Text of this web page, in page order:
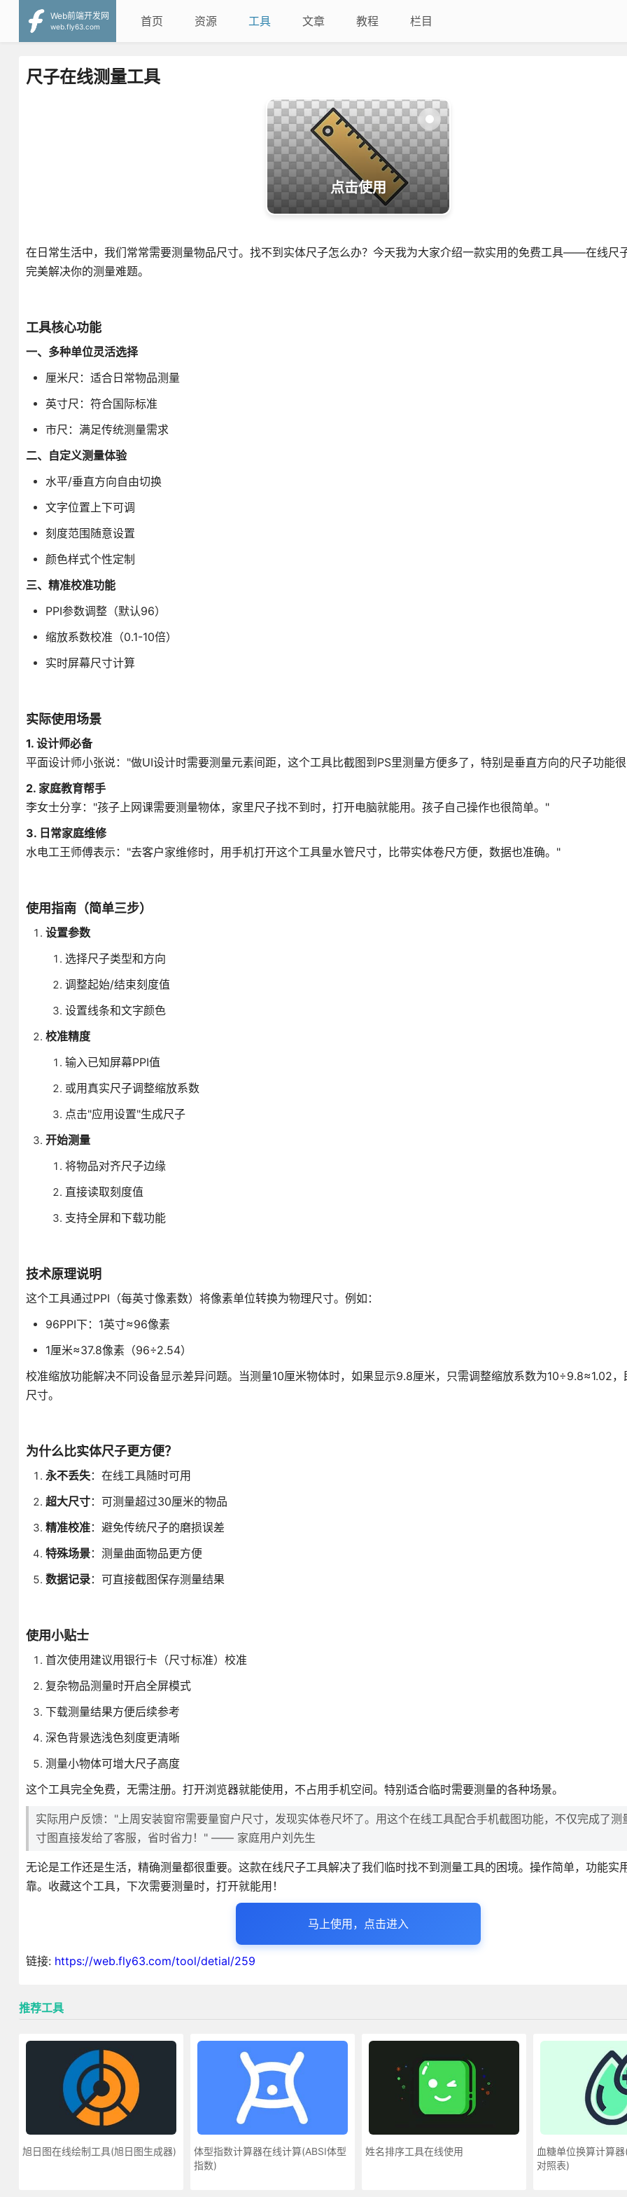
Web前端开发网
web.fly63.com
首页 资源 工具 文章 教程 栏目
尺子在线测量工具
点击使用
在日常生活中，我们常常需要测量物品尺寸。找不到实体尺子怎么办？今天我为大家介绍一款实用的免费工具——在线尺
完美解决你的测量难题。
工具核心功能
一、多种单位灵活选择
厘米尺：适合日常物品测量
英寸尺：符合国际标准
市尺：满足传统测量需求
二、自定义测量体验
水平/垂直方向自由切换
文字位置上下可调
刻度范围随意设置
颜色样式个性定制
三、精准校准功能
PPI参数调整（默认96）
缩放系数校准（0.1-10倍）
实时屏幕尺寸计算
实际使用场景
1. 设计师必备
平面设计师小张说："做UI设计时需要测量元素间距，这个工具比截图到PS里测量方便多了，特别是垂直方向的尺子功能
2. 家庭教育帮手
李女士分享："孩子上网课需要测量物体，家里尺子找不到时，打开电脑就能用。孩子自己操作也很简单。"
3. 日常家庭维修
水电工王师傅表示："去客户家维修时，用手机打开这个工具量水管尺寸，比带实体卷尺方便，数据也准确。"
使用指南（简单三步）
设置参数
选择尺子类型和方向
调整起始/结束刻度值
设置线条和文字颜色
校准精度
输入已知屏幕PPI值
或用真实尺子调整缩放系数
点击"应用设置"生成尺子
开始测量
将物品对齐尺子边缘
直接读取刻度值
支持全屏和下载功能
技术原理说明
这个工具通过PPI（每英寸像素数）将像素单位转换为物理尺寸。例如：
96PPI下：1英寸≈96像素
1厘米≈37.8像素（96÷2.54）
校准缩放功能解决不同设备显示差异问题。当测量10厘米物体时，如果显示9.8厘米，只需调整缩放系数为10÷9.8≈1.02，
尺寸。
为什么比实体尺子更方便？
永不丢失：在线工具随时可用
超大尺寸：可测量超过30厘米的物品
精准校准：避免传统尺子的磨损误差
特殊场景：测量曲面物品更方便
数据记录：可直接截图保存测量结果
使用小贴士
首次使用建议用银行卡（尺寸标准）校准
复杂物品测量时开启全屏模式
下载测量结果方便后续参考
深色背景选浅色刻度更清晰
测量小物体可增大尺子高度
这个工具完全免费，无需注册。打开浏览器就能使用，不占用手机空间。特别适合临时需要测量的各种场景。
实际用户反馈："上周安装窗帘需要量窗户尺寸，发现实体卷尺坏了。用这个在线工具配合手机截图功能，不仅完成了测
寸图直接发给了客服，省时省力！" —— 家庭用户刘先生
无论是工作还是生活，精确测量都很重要。这款在线尺子工具解决了我们临时找不到测量工具的困境。操作简单，功能实
靠。收藏这个工具，下次需要测量时，打开就能用！
马上使用，点击进入
链接: https://web.fly63.com/tool/detial/259
推荐工具
旭日图在线绘制工具(旭日图生成器)
体型指数计算器在线计算(ABSI体型
指数)
姓名排序工具在线使用
血糖单位换算计算
对照表)